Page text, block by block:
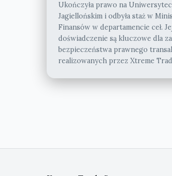
Ukończyła prawo na
Jagiellońskim i odbyła staż w
Finansów w departamencie ceł.
doświadczenie są kluczowe dla
bezpieczeństwa prawnego
realizowanych przez Xtreme